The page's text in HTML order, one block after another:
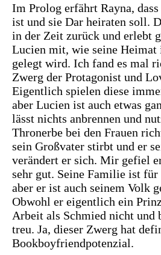
Im Prolog erfährt Rayna,
ist und sie Dar heiraten soll.
in der Zeit zurück und erlebt
Lucien mit, wie seine Heimat
gelegt wird. Ich fand es mal
Zwerg der Protagonist und
Eigentlich spielen diese
aber Lucien ist auch etwas
lässt nichts anbrennen und
Thronerbe bei den Frauen
sein Großvater stirbt und er
verändert er sich. Mir gefiel
sehr gut. Seine Familie ist
aber er ist auch seinem Volk
Obwohl er eigentlich ein
Arbeit als Schmied nicht und
treu. Ja, dieser Zwerg hat
Bookboyfriendpotenzial.